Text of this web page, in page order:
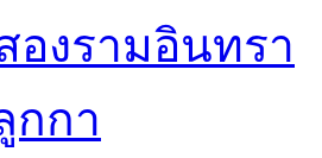
องรามอินทรา
กกา